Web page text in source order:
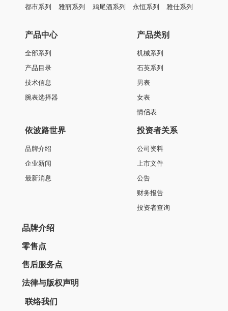
都市系列 雅丽系列 鸡尾酒系列 永恒系列 雅仕系列
产品中心
全部系列
产品目录
技术信息
腕表选择器
产品类别
机械系列
石英系列
男表
女表
情侣表
依波路世界
品牌介绍
企业新闻
最新消息
投资者关系
公司资料
上市文件
公告
财务报告
投资者查询
品牌介绍
零售点
售后服务点
法律与版权声明
联络我们